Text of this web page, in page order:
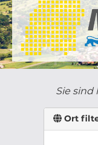
Sie sind
Ort